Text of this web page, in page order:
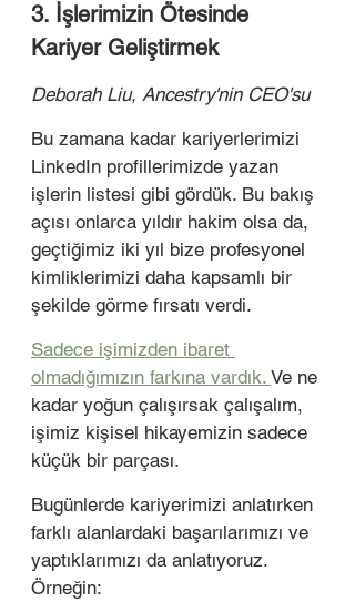
3. İşlerimizin Ötesinde
Kariyer Geliştirmek
Deborah Liu, Ancestry'nin CEO'su
Bu zamana kadar kariyerlerimizi
LinkedIn profillerimizde yazan
işlerin listesi gibi gördük. Bu bakış
açısı onlarca yıldır hakim olsa da,
geçtiğimiz iki yıl bize profesyonel
kimliklerimizi daha kapsamlı bir
şekilde görme fırsatı verdi.
Sadece işimizden ibaret
olmadığımızın farkına vardık. Ve ne
kadar yoğun çalışırsak çalışalım,
işimiz kişisel hikayemizin sadece
küçük bir parçası.
Bugünlerde kariyerimizi anlatırken
farklı alanlardaki başarılarımızı ve
yaptıklarımızı da anlatıyoruz.
Örneğin: